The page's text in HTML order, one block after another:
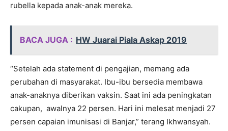
rubella kepada anak-anak mereka.
BACA JUGA : HW Juarai Piala Askap 2019
“Setelah ada statement di pengajian, memang ada
perubahan di masyarakat. Ibu-ibu bersedia membawa
anak-anaknya diberikan vaksin. Saat ini ada peningkatan
cakupan, awalnya 22 persen. Hari ini melesat menjadi 27
persen capaian imunisasi di Banjar,” terang Ikhwansyah.